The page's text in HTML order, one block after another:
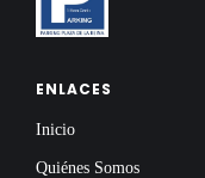
ENLACES
Inicio
Quiénes Somos